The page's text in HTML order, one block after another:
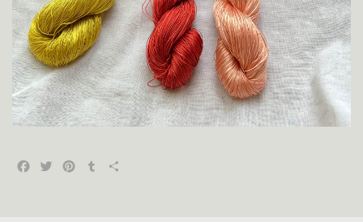
Facebook
TwitterPinterest
Tumblr